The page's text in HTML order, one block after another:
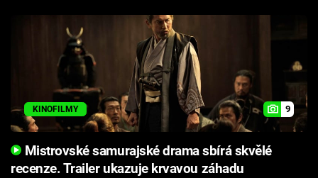
KINOFILMY 9
Mistrovské samurajské drama sbírá skvělé
recenze. Trailer ukazuje krvavou záhadu